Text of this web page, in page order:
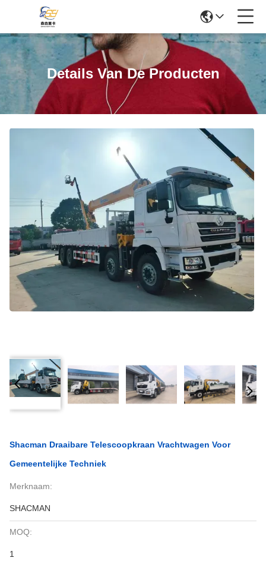
Details Van De Producten
Shacman Draaibare Telescoopkraan Vrachtwagen Voor
Gemeentelijke Techniek
Merknaam:
SHACMAN
MOQ:
1